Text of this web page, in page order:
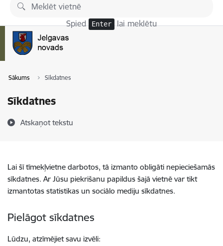
Pāriet uz lapas saturu
Spied Enter lai meklētu
Sākums Sīkdatnes
Sīkdatnes
Atskaņot tekstu
Lai šī tīmekļvietne darbotos, tā izmanto obligāti nepieciešamās
sīkdatnes. Ar Jūsu piekrišanu papildus šajā vietnē var tikt
izmantotas statistikas un sociālo mediju sīkdatnes.
Pielāgot sīkdatnes
Lūdzu, atzīmējiet savu izvēli: